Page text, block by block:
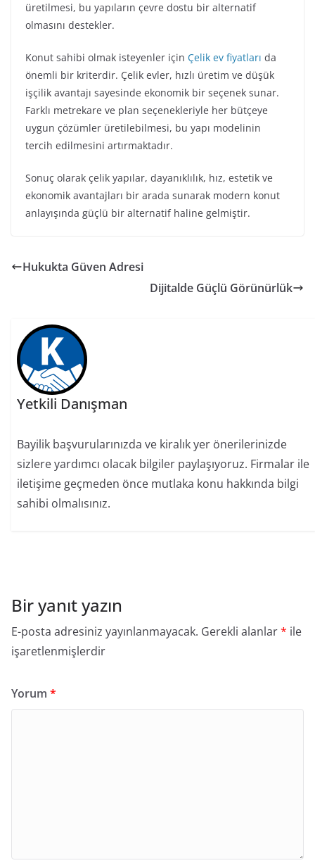
üretilmesi, bu yapıların çevre dostu bir alternatif
olmasını destekler.
Konut sahibi olmak isteyenler için Çelik ev fiyatları da
önemli bir kriterdir. Çelik evler, hızlı üretim ve düşük
işçilik avantajı sayesinde ekonomik bir seçenek sunar.
Farklı metrekare ve plan seçenekleriyle her bütçeye
uygun çözümler üretilebilmesi, bu yapı modelinin
tercih edilmesini artırmaktadır.
Sonuç olarak çelik yapılar, dayanıklılık, hız, estetik ve
ekonomik avantajları bir arada sunarak modern konut
anlayışında güçlü bir alternatif haline gelmiştir.
Hukukta Güven Adresi
Dijitalde Güçlü Görünürlük
Yetkili Danışman
Bayilik başvurularınızda ve kiralık yer önerilerinizde
sizlere yardımcı olacak bilgiler paylaşıyoruz. Firmalar ile
iletişime geçmeden önce mutlaka konu hakkında bilgi
sahibi olmalısınız.
Bir yanıt yazın
E-posta adresiniz yayınlanmayacak. Gerekli alanlar* ile
işaretlenmişlerdir
Yorum *